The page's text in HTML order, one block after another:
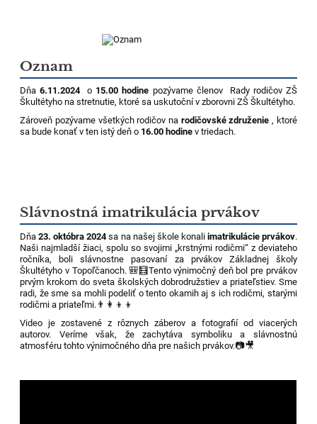
Oznam
Dňa6.11.2024o 15.00 hodine pozývame členov Rady rodičov ZŠ
Škultétyho na stretnutie, ktoré sa uskutoční v zborovni ZŠ Škultétyho.
Zároveň pozývame všetkých rodičov na rodičovské združenie , ktoré
sa bude konať v ten istý deň o 16.00 hodine v triedach.
Slávnostná imatrikulácia prvákov
Dňa23. októbra 2024sa na našej škole konaliimatrikulácie prvákov.
Naši najmladší žiaci, spolu so svojimi „krstnými rodičmi“ z deviateho
ročníka, boli slávnostne pasovaní za prvákov Základnej školy
Škultétyho v Topoľčanoch.🎒🧮Tento výnimočný deň bol pre prvákov
prvým krokom do sveta školských dobrodružstiev a priateľstiev. Sme
radi, že sme sa mohli podeliť o tento okamih aj s ich rodičmi, starými
rodičmi a priateľmi. 👨‍👩‍👦‍👦
Video je zostavené z rôznych záberov a fotografií od viacerých
autorov. Veríme však, že zachytáva symboliku a slávnostnú
atmosféru tohto výnimočného dňa pre našich prvákov.📷🎥